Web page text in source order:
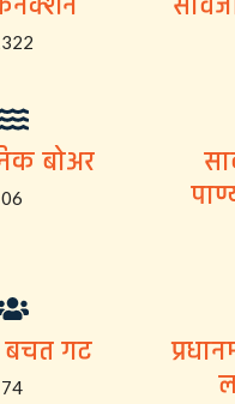
बोअर
06
बचत गट
74